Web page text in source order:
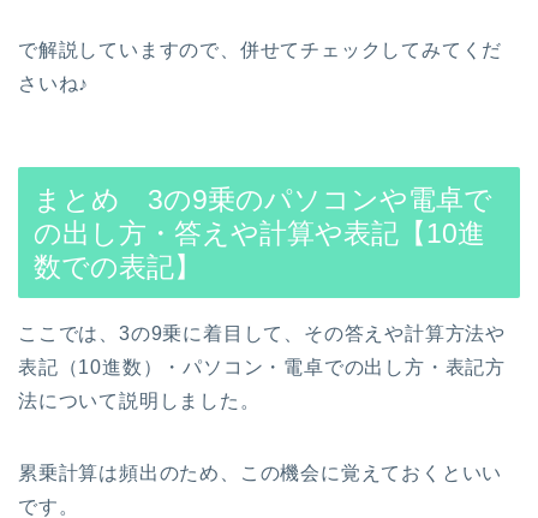
で解説していますので、併せてチェックしてみてくだ
さいね♪
まとめ 3の9乗のパソコンや電卓で
の出し方・答えや計算や表記【10進
数での表記】
ここでは、3の9乗に着目して、その答えや計算方法や
表記（10進数）・パソコン・電卓での出し方・表記方
法について説明しました。
累乗計算は頻出のため、この機会に覚えておくといい
です。